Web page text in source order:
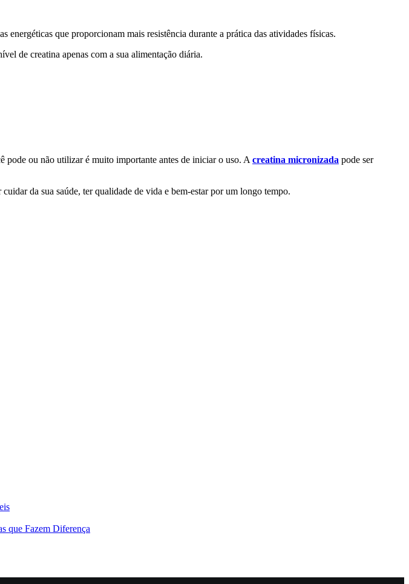
energéticas que proporcionam mais resistência durante a prática das atividades físicas.
de creatina apenas com a sua alimentação diária.
pode ou não utilizar é muito importante antes de iniciar o uso. A creatina micronizada pode ser
da sua saúde, ter qualidade de vida e bem-estar por um longo tempo.
que Fazem Diferença